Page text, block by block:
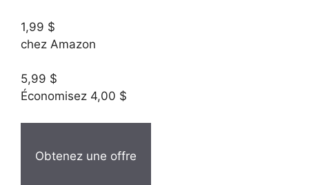
1,99 $
chez Amazon
5,99 $
Économisez 4,00 $
Obtenez une offre